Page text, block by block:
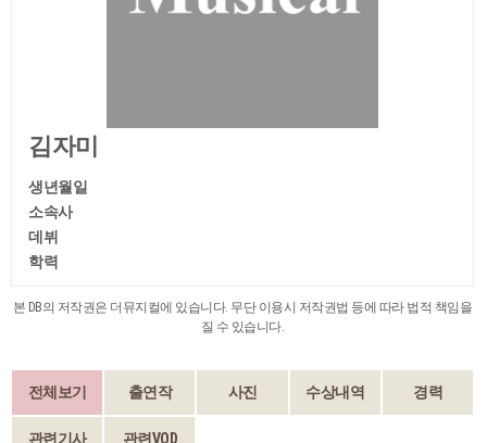
김자미
생년월일
소속사
데뷔
학력
본 DB의 저작권은 더뮤지컬에 있습니다. 무단 이용시 저작권법 등에 따라 법적 책임을
질 수 있습니다.
전체보기 출연작 사진 수상내역 경력
관련기사 관련VOD